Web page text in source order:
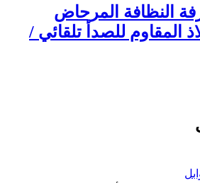
النظافة المرحاض
المقاوم للصدأ تلقائي /